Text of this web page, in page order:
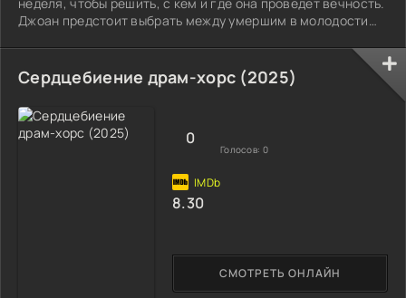
Джоан предстоит выбрать между умершим в молодости
провела почти всю жизнь и создала семью.
Сердцебиение драм-хорс (2025)
СМОТРЕТЬ ОНЛАЙН
0
Голосов: 0
8.30